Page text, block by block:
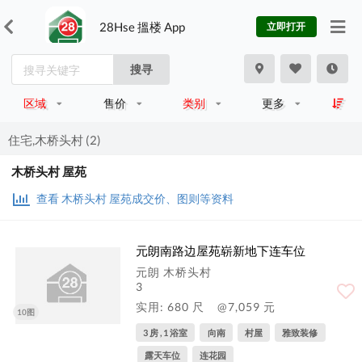
28Hse 搵楼 App 立即打开
搜寻
区域 售价 类别 更多
住宅,木桥头村 (2)
木桥头村 屋苑
查看 木桥头村 屋苑成交价、图则等资料
10图
元朗南路边屋苑崭新地下连车位
元朗 木桥头村
3
实用: 680 尺
@7,059 元
3 房 , 1 浴室 向南 村屋 雅致装修
露天车位 连花园